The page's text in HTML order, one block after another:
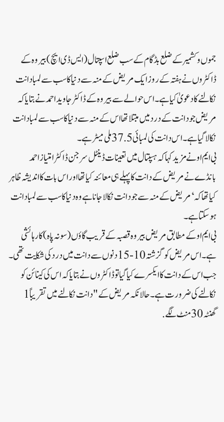
جموں و کشمیر کے ضلع بڈگام کے سب ضلع اسپتال (ایس ڈی ایچ) بیروہ کے
ڈاکٹروں نے ہفتہ کے روز ایک مریض کے منہ سے دنیا کا سب سے لمبا دانت
نکالنے کا دعویٰ کیا ہے۔ اس حوالے سے بیروہ کے ڈاکٹر جاوید احمد نے بتایا کہ
مریض جو دانت کے درد میں مبتلا تھا اس کے منہ سے دنیا کا سب سے لمبا دانت
نکالا گیا ہے۔ اس دانت کی لمبائی 37.5 ملی میٹر ہے۔
بی ایم او نے مزید کہا کہ ہسپتال میں تعینات ڈینٹل سرجن ڈاکٹر امتیاز احمد
بانڈے نے مریض کے دانت کا پہلے ہی معائنہ کیا تھا اور اس بات کا اندیشہ ظاہر
کیا تھا کہ ‘مریض کے منہ سے جو دانت نکالا جانا ہے وہ دنیا کا سب سے لمبا دانت
ہو سکتا ہے۔
بی ایم او کے مطابق مریض بیروہ قصبہ کے قریب گاؤں (سونہ پاہ) کا رہائشی
ہے۔ اس مریض کو گزشتہ 10-15 دنوں سے دانت میں درد کی شکایت تھی۔
جب اس کے دانت کا ایکسرے کیا گیا تو ڈاکٹروں نے بتایا کہ اس کی کینائن کو
نکالنے کی ضرورت ہے۔ حالانکہ مریض کے "دانت نکالنے میں تقریباً 1
گھنٹہ 30 منٹ لگے.